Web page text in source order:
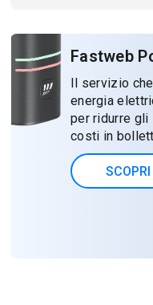
Fastweb
Il servizio
energia
per ridurre gli
costi in